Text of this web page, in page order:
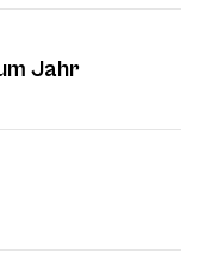
Jahr